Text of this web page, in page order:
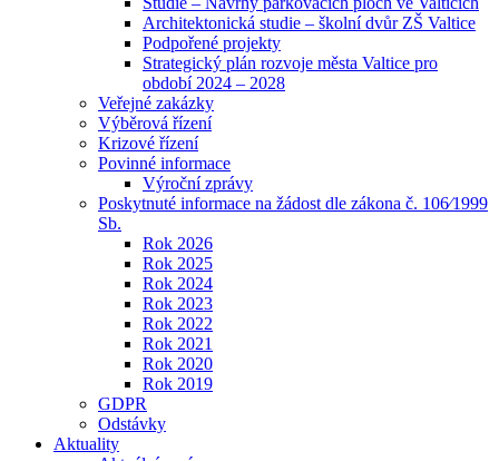
Architektonická studie – školní dvůr ZŠ Valtice
Podpořené projekty
Strategický plán rozvoje města Valtice pro
období 2024 – 2028
Veřejné zakázky
Výběrová řízení
Krizové řízení
Povinné informace
Výroční zprávy
Poskytnuté informace na žádost dle zákona č. 106⁄1999
Sb.
Rok 2026
Rok 2025
Rok 2024
Rok 2023
Rok 2022
Rok 2021
Rok 2020
Rok 2019
GDPR
Odstávky
Aktuality